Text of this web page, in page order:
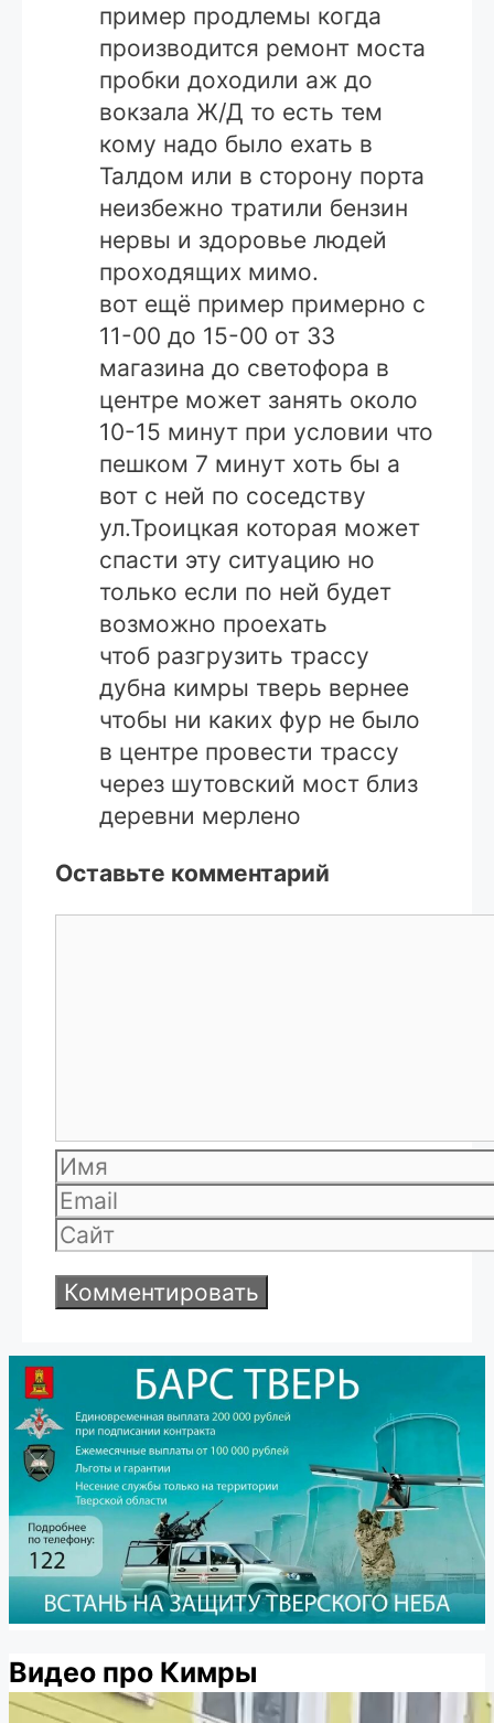
пример продлемы когда
производится ремонт моста
пробки доходили аж до
вокзала Ж/Д то есть тем
кому надо было ехать в
Талдом или в сторону порта
неизбежно тратили бензин
нервы и здоровье людей
проходящих мимо.
вот ещё пример примерно с
11-00 до 15-00 от 33
магазина до светофора в
центре может занять около
10-15 минут при условии что
пешком 7 минут хоть бы а
вот с ней по соседству
ул.Троицкая которая может
спасти эту ситуацию но
только если по ней будет
возможно проехать
чтоб разгрузить трассу
дубна кимры тверь вернее
чтобы ни каких фур не было
в центре провести трассу
через шутовский мост близ
деревни мерлено
Оставьте комментарий
Имя
Email
Сайт
Видео про Кимры